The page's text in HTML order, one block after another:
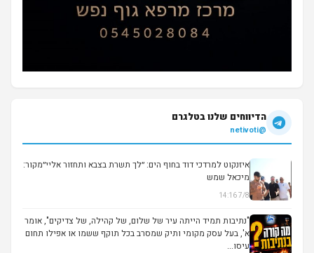
הדיווחים שלנו בטלגרם
@netivoti
איזנקוט למרדכי דוד בחוף הים: ״לך תשרת בצבא ותחזור אליי״מקור:
מיכאל שמש
7/8 14:16
"נתיבות תמיד הייתה עיר של שלום, של קהילה, של צדיקים", אומר
א', בעל עסק מקומי ותיק שמסרב בכל תוקף ששמו או אפילו תחום
עיסו...